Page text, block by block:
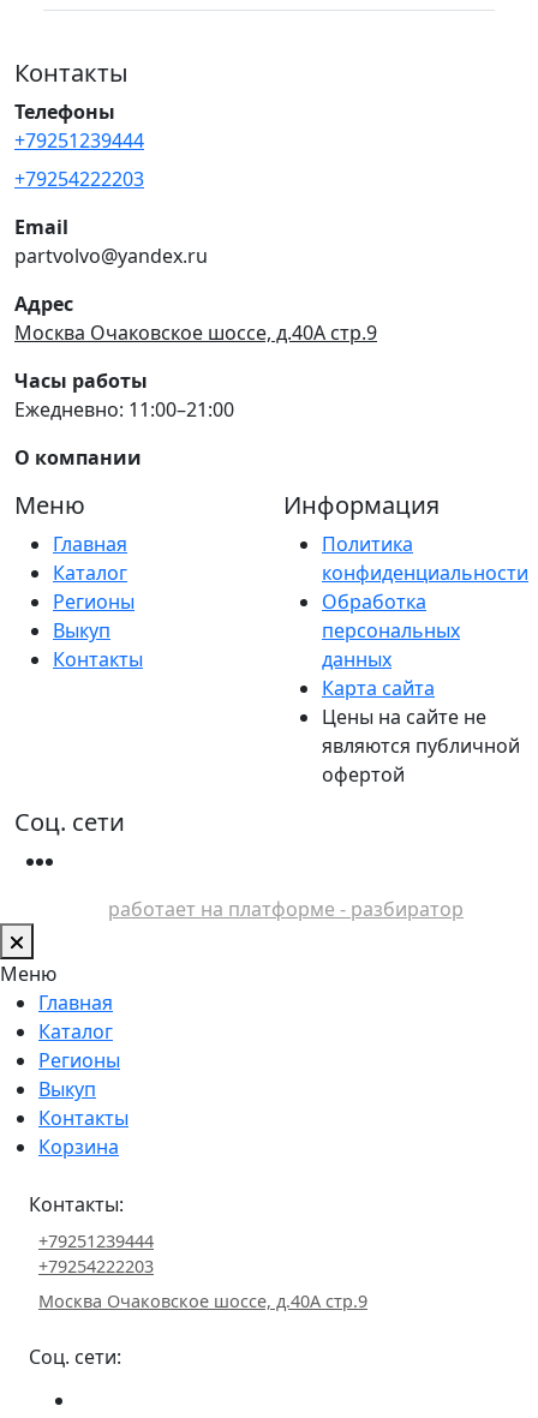
Контакты
Телефоны
+79251239444
+79254222203
Email
partvolvo@yandex.ru
Адрес
Москва Очаковское шоссе, д.40А стр.9
Часы работы
Ежедневно: 11:00–21:00
О компании
Меню
Главная
Каталог
Регионы
Выкуп
Контакты
Информация
Политика
конфиденциальности
Обработка
персональных
данных
Карта сайта
Цены на сайте не
являются публичной
офертой
Соц. сети
работает на платформе - разбиратор
Меню
Главная
Каталог
Регионы
Выкуп
Контакты
Корзина
Контакты:
+79251239444
+79254222203
Москва Очаковское шоссе, д.40А стр.9
Соц. сети: